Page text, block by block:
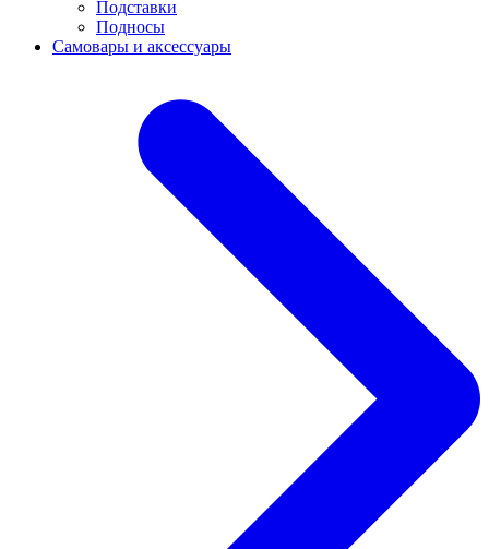
Подставки
Подносы
Самовары и аксессуары